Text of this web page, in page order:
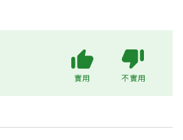
實用 不實用